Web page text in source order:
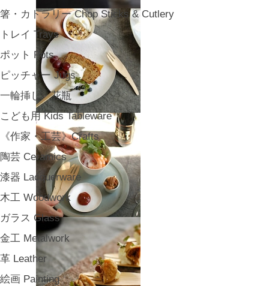
箸・カトラリー Chop Sticks & Cutlery
トレイ Trays
ポット Pots
ピッチャー Jugs
一輪挿し・花瓶
こども用 Kids Tableware
《作家・工芸》Crafts
陶芸 Ceramics
漆器 Lacquerware
木工 Woodwork
ガラス Glass
金工 Metalwork
革 Leather
絵画 Painting